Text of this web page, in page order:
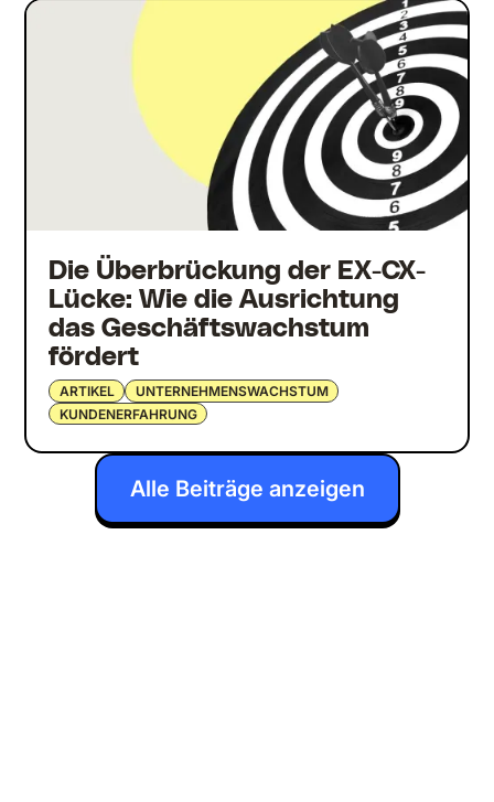
Die Überbrückung der EX-CX-
Lücke: Wie die Ausrichtung
das Geschäftswachstum
fördert
ARTIKEL
UNTERNEHMENSWACHSTUM
KUNDENERFAHRUNG
Alle Beiträge anzeigen